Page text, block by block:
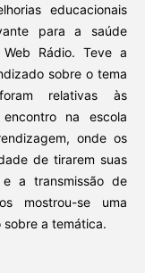
educacionais
para a saúde
Rádio. Teve a
sobre o tema
relativas às
na escola
onde os
de tirarem suas
a transmissão de
mostrou-se uma
a temática.